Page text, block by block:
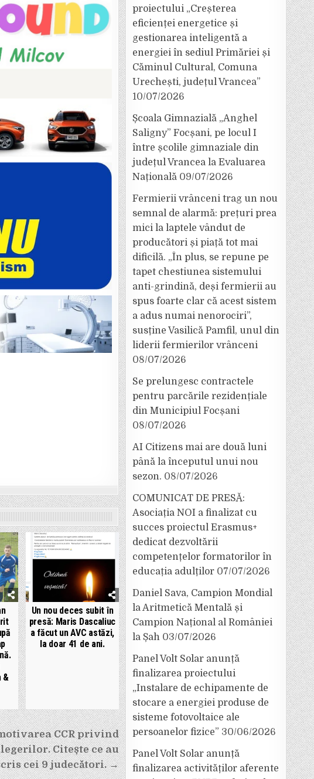
&
Un nou deces subit în
presă: Maris Dascaliuc
a făcut un AVC astăzi,
la doar 41 de ani.
CCR privind
Citește ce au
cei 9 judecători. →
proiectului „Creșterea
eficienței energetice și
gestionarea inteligentă a
energiei în sediul Primăriei și
Căminul Cultural, Comuna
Urechești, județul Vrancea”
10/07/2026
Școala Gimnazială „Anghel
Saligny” Focșani, pe locul I
între școlile gimnaziale din
județul Vrancea la Evaluarea
Națională 09/07/2026
Fermierii vrânceni trag un nou
semnal de alarmă: prețuri prea
mici la laptele vândut de
producători și piață tot mai
dificilă. „În plus, se repune pe
tapet chestiunea sistemului
anti-grindină, deși fermierii au
spus foarte clar că acest sistem
a adus numai nenorociri”,
susține Vasilică Pamfil, unul din
liderii fermierilor vrânceni
08/07/2026
Se prelungesc contractele
pentru parcările rezidențiale
din Municipiul Focșani
08/07/2026
AI Citizens mai are două luni
până la începutul unui nou
sezon. 08/07/2026
COMUNICAT DE PRESĂ:
Asociația NOI a finalizat cu
succes proiectul Erasmus+
dedicat dezvoltării
competențelor formatorilor în
educația adulților 07/07/2026
Daniel Sava, Campion Mondial
la Aritmetică Mentală și
Campion Național al României
la Șah 03/07/2026
Panel Volt Solar anunță
finalizarea proiectului
„Instalare de echipamente de
stocare a energiei produse de
sisteme fotovoltaice ale
persoanelor fizice” 30/06/2026
Panel Volt Solar anunță
finalizarea activităților aferente